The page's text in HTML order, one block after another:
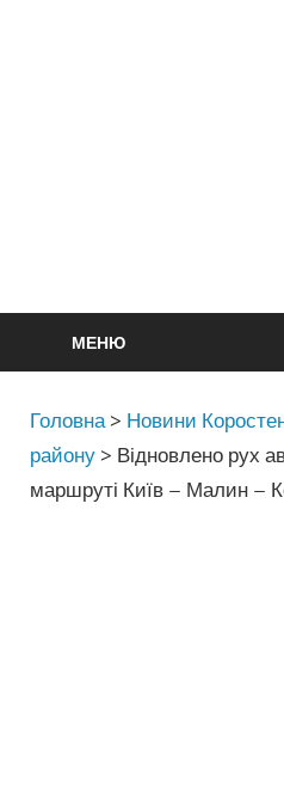
МЕНЮ
Головна > Новини
району > Відновлено рух
маршруті Київ – Малин –